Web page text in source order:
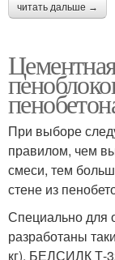
читать дальше →
При выборе
правилом, чем
смеси, тем
стене из
Специально для
разработаны
кг), БЕЛСИЛК Т-